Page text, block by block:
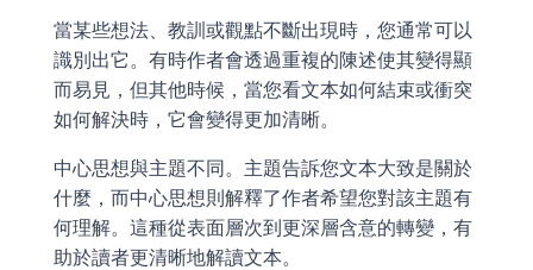
當某些想法、教訓或觀點不斷出現時，您通常可以
識別出它。有時作者會透過重複的陳述使其變得顯
而易見，但其他時候，當您看文本如何結束或衝突
如何解決時，它會變得更加清晰。
中心思想與主題不同。主題告訴您文本大致是關於
什麼，而中心思想則解釋了作者希望您對該主題有
何理解。這種從表面層次到更深層含意的轉變，有
助於讀者更清晰地解讀文本。